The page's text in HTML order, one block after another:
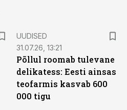
UUDISED
31.07.26, 13:21
Põllul roomab tulevane
delikatess: Eesti ainsas
teofarmis kasvab 600
000 tigu